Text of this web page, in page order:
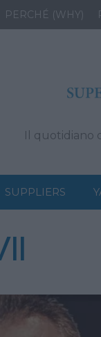
PERCHÉ (WHY)
Il quotidiano
SUPPLIERS